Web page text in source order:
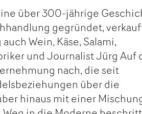
über 300-jährige
gegründet,
Wein, Käse, Salami,
und Journalist Jürg Auf
nach, die seit
über die
hinaus mit einer